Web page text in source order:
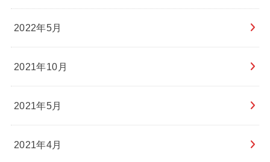
2022年5月
2021年10月
2021年5月
2021年4月